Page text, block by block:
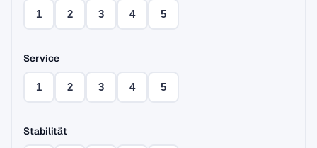
1 2 3 4 5
Service
1 2 3 4 5
Stabilität